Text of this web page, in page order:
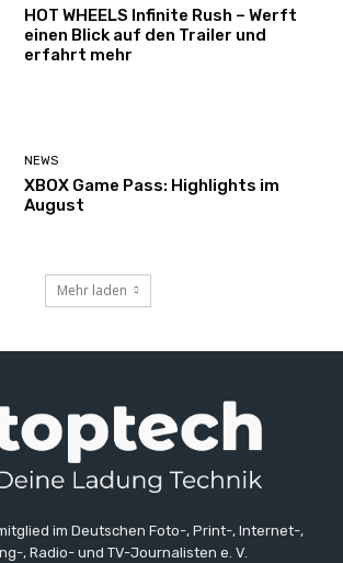
HOT WHEELS Infinite Rush – Werft
einen Blick auf den Trailer und
erfahrt mehr
NEWS
XBOX Game Pass: Highlights im
August
Mehr laden
im Deutschen Foto-, Print-, Internet-,
, Radio- und TV-Journalisten e. V.